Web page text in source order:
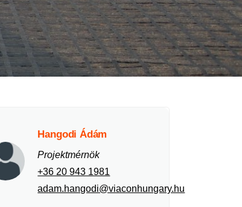
Hangodi Ádám
Projektmérnök
+36 20 943 1981
adam.hangodi@viaconhungary.hu